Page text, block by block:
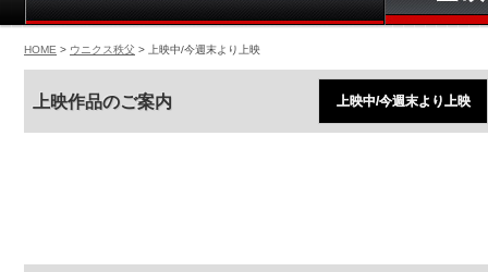
HOME > ウニクス秩父 > 上映中/今週末より上映
上映作品のご案内 上映中/今週末より上映